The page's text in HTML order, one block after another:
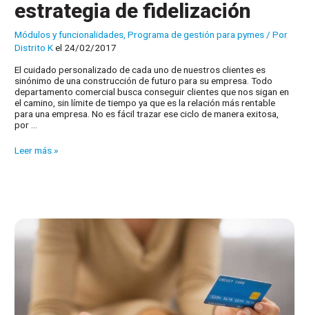
estrategia de fidelización
Módulos y funcionalidades ,Programa de gestión para pymes / Por
Distrito Kel 24/02/2017
El cuidado personalizado de cada uno de nuestros clientes es
sinónimo de una construcción de futuro para su empresa. Todo
departamento comercial busca conseguir clientes que nos sigan en
el camino, sin límite de tiempo ya que es la relación más rentable
para una empresa. No es fácil trazar ese ciclo de manera exitosa,
por …
El
estrategia
fidelización
Leer más »